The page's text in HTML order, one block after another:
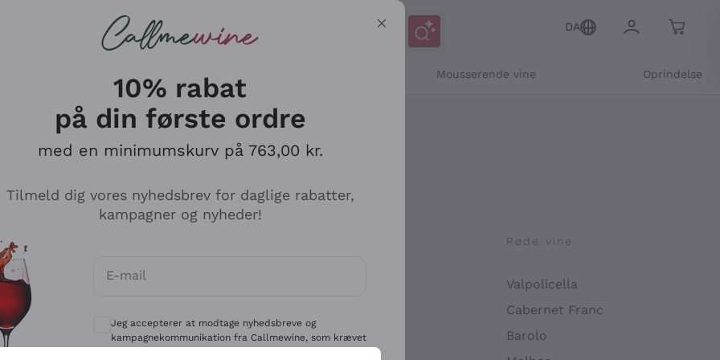
DA
Mousserende vine Oprindelse
Antinori
Ca' del Bosco
Gavi
Røde vine
Valpolicella
Cabernet Franc
Barolo
10% rabat
på din første ordre
med en minimumskurv på 763,00 kr.
Tilmeld dig vores nyhedsbrev for daglige rabatter,
kampagner og nyheder!
E-mail
Valgfrie samtykker for at modtage kommunikation og personlige tilbud
Jeg accepterer at modtage nyhedsbreve og
kampagnekommunikation fra Callmewine, som krævet